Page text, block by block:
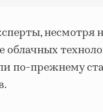
несмотря
облачных
по-прежнему